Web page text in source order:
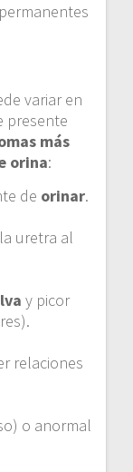
variar en
presente
más
orina:
de orinar.
uretra al
y picor
relaciones
o anormal